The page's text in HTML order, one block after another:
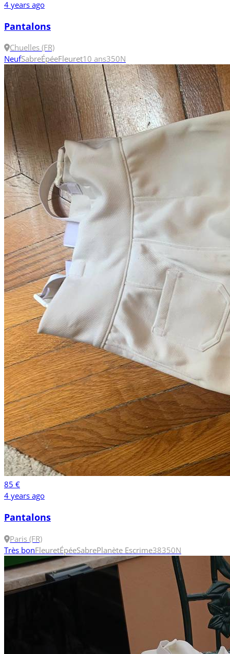
4 years ago
Pantalons
Chuelles (FR)
NeufSabreÉpéeFleuret10 ans350N
85 €
4 years ago
Pantalons
Paris (FR)
Très bonFleuretÉpéeSabrePlanète Escrime38350N